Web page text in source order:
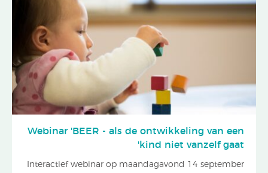
Webinar 'BEER - als de ontwikkeling van een
kind niet vanzelf gaat'
Interactief webinar op maandagavond 14 september